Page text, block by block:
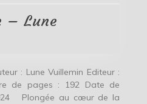
Vuillemin
– Lune
: Lune Vuillemin Editeur :
de pages : 192 Date de
Plongée au cœur de la